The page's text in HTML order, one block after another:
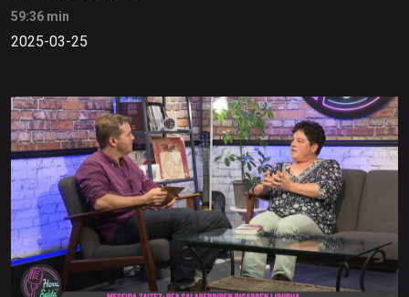
59:36 min
2025-03-25